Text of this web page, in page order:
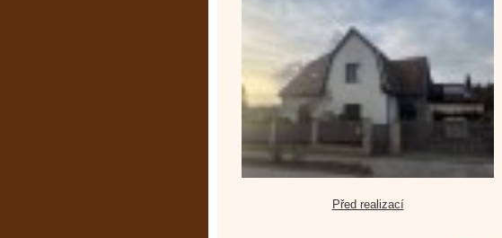
Před realizací